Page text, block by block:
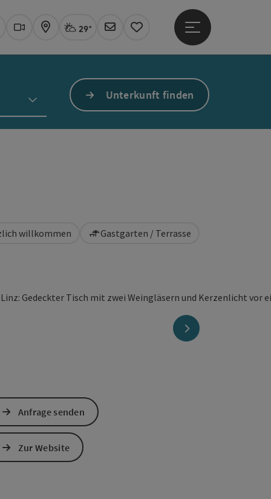
Webcams
KarteAktuelles Wetter Linz, stark bewölkt
29°
Newsletter
Merkzettel
Hauptmenü öffnen
Unterkunft finden
nächstes Element
willkommen Gastgarten / Terrasse
Anfrage senden
Zur Website